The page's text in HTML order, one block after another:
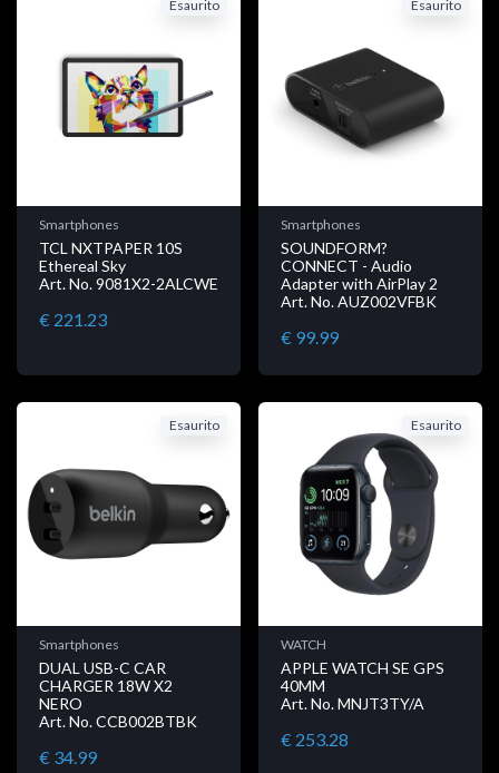
Esaurito
Smartphones
TCL NXTPAPER 10S
Ethereal Sky
Art. No. 9081X2-2ALCWE
€ 221.23
Esaurito
Smartphones
SOUNDFORM?
CONNECT - Audio
Adapter with AirPlay 2
Art. No. AUZ002VFBK
€ 99.99
Esaurito
Smartphones
DUAL USB-C CAR
CHARGER 18W X2
NERO
Art. No. CCB002BTBK
€ 34.99
Esaurito
WATCH
APPLE WATCH SE GPS
40MM
Art. No. MNJT3TY/A
€ 253.28